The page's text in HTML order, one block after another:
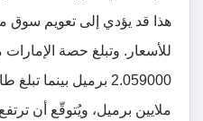
هذا قد يؤدي إلى تعويم سوق
للأسعار. وتبلغ حصة